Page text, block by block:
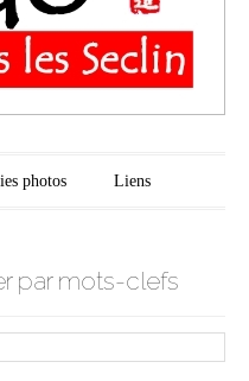
photos Liens
par mots-clefs